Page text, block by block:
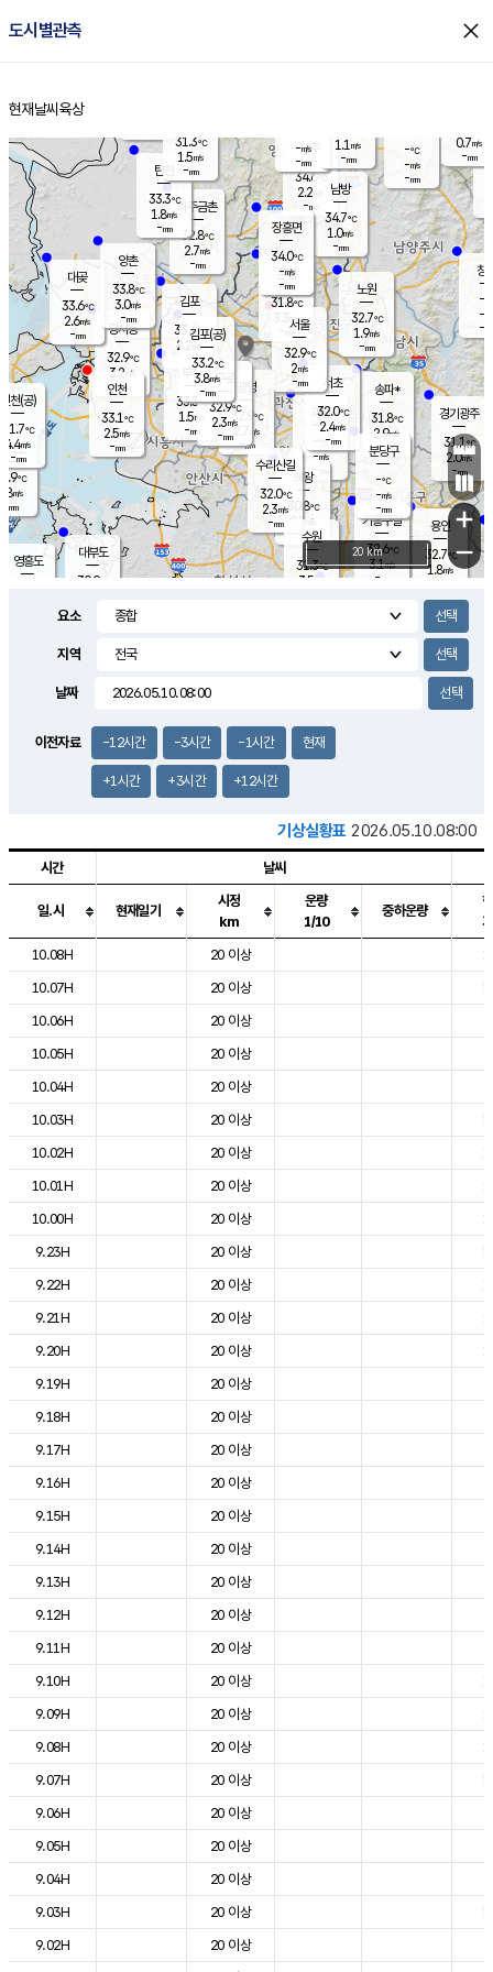
도시별관측 close
홈
현재날씨 육상
의도
℃
m/s
mm
영흥도
양주
34.6℃
2.2
-mm
과천
- ℃
-m/s
- mm
용인
32.7℃
1.8m/s
경기광주
31.1℃
2.0m/s
-mm
3.7m/s
대부도
30.9
경서동
32.9℃
3.2 m/s
-mm
파주금촌
32.8℃
2.7m/s
-mm
-℃
-m/s
-mm
대곶
33.6℃
2.6m/s
-mm
창
-
-m/
-
탄현
33.3℃
1.8m/s
-mm
0.7m/s
-mm
의왕
30.8℃
0.5m/s
mm
김포
33.4℃
2.2 m/s
mm
광명
32.9 ℃
2.7 m/s
-mm
부천
33.3℃
1.5m/s
-mm
양촌
33.8℃
3.0m/s
-mm
구로
32.9℃
2.3m/s
-mm
은평
31.8℃
3.3 m/s
- mm
노원
32.7℃
1.9m/s
-mm
송파*
31.8℃
2.9m/s
-mm
서초
32.0℃
2.4m/s
-mm
남방
34.7℃
1.0m/s
-mm
기흥구갈
32.6℃
3.1m/s
-
수리산길
32.0℃
2.3m/s
-mm
분당구
-℃
-m/s
-mm
장흥면
34.0℃
-m/s
-mm
-m/s
-mm
인천(공)
31.7℃
4.4m/s
-mm
김포(공)
33.2℃
3.8m/s
-mm
수원
31.3℃
3.5 m/s
인천
33.1℃
2.5m/s
-mm
서울
32.9℃
2m/s
-mm
31.3℃
1.5m/s
-mm
1.1 m/s
-mm
+
−
20 km
요소
지역
날짜
이전자료 -12시간 -3시간 -1시간 현재
+1시간 +3시간 +12시간
기상실황표 2026.05.10.08:00
도시별 기상실황표로 지점, 날씨, 기온, 강수, 바람, 기압등을 안내한 표입
시간 날씨
일.시 현재일기
시정
km
운량
1/10
중하운량
10.08H
20 이상
10.07H
20 이상
10.06H
20 이상
10.05H
20 이상
10.04H
20 이상
10.03H
20 이상
10.02H
20 이상
10.01H
20 이상
10.00H
20 이상
9.23H
20 이상
9.22H
20 이상
9.21H
20 이상
9.20H
20 이상
9.19H
20 이상
9.18H
20 이상
9.17H
20 이상
9.16H
20 이상
9.15H
20 이상
9.14H
20 이상
9.13H
20 이상
9.12H
20 이상
9.11H
20 이상
9.10H
20 이상
9.09H
20 이상
9.08H
20 이상
9.07H
20 이상
9.06H
20 이상
9.05H
20 이상
9.04H
20 이상
9.03H
20 이상
9.02H
20 이상